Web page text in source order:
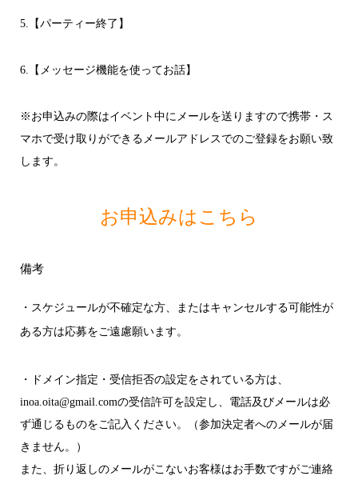
5.【パーティー終了】
6.【メッセージ機能を使ってお話】
※お申込みの際はイベント中にメールを送りますので携帯・ス
マホで受け取りができるメールアドレスでのご登録をお願い致
します。
お申込みはこちら
備考
・スケジュールが不確定な方、またはキャンセルする可能性が
ある方は応募をご遠慮願います。
・ドメイン指定・受信拒否の設定をされている方は、
inoa.oita@gmail.comの受信許可を設定し、電話及びメールは必
ず通じるものをご記入ください。（参加決定者へのメールが届
きません。）
また、折り返しのメールがこないお客様はお手数ですがご連絡